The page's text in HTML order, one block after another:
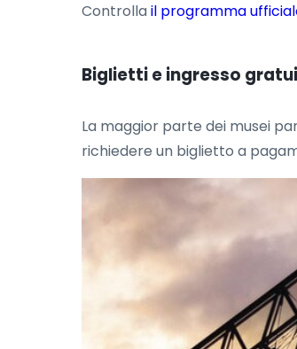
Controllail programma
Biglietti e ingresso
La maggior parte dei musei
richiedere un biglietto a